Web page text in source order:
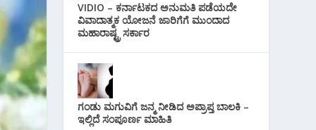
VIDIO – ಕರ್ನಾಟಕದ ಅನುಮತಿ ಪಡೆಯದೇ
ವಿವಾದಾತ್ಮಕ ಯೋಜನೆ ಜಾರಿಗೆಗೆ ಮುಂದಾದ
ಮಹಾರಾಷ್ಟ್ರ ಸರ್ಕಾರ
ಗಂಡು ಮಗುವಿಗೆ ಜನ್ಮ ನೀಡಿದ ಅಪ್ರಾಪ್ತ ಬಾಲಕಿ –
ಇಲ್ಲಿದೆ ಸಂಪೂರ್ಣ ಮಾಹಿತಿ